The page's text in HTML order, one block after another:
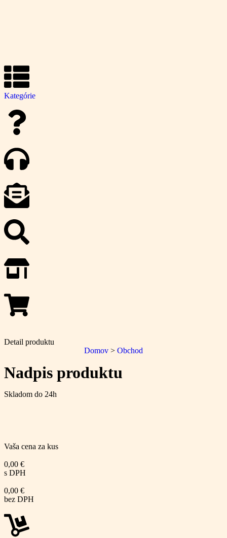
Kategórie
Detail produktu
Domov > Obchod
Nadpis produktu
Skladom do 24h
Vaša cena za kus
0,00 €
s DPH
0,00 €
bez DPH